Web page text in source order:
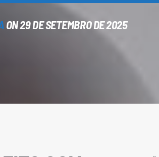
ON 29 DE SETEMBRO DE 2025